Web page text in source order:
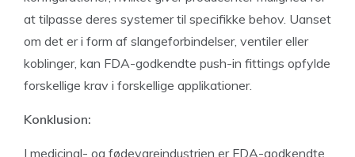
at tilpasse deres systemer til specifikke behov. Uanset
om det er i form af slangeforbindelser, ventiler eller
koblinger, kan FDA-godkendte push-in fittings opfylde
forskellige krav i forskellige applikationer.
Konklusion:
I medicinal- og fødevareindustrien er FDA-godkendte